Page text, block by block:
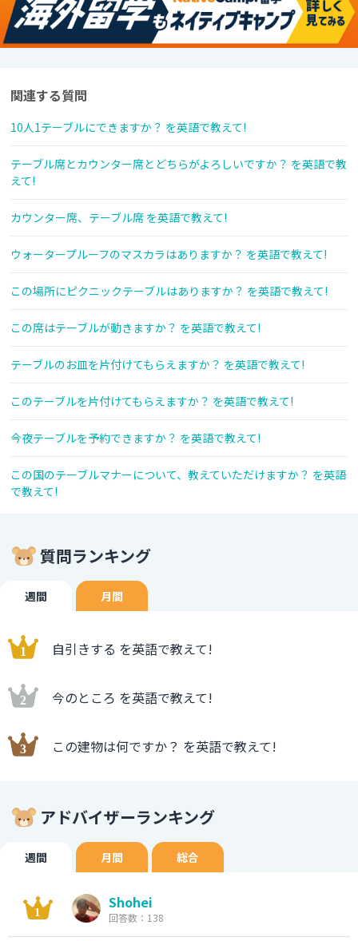
関連する質問
10人1テーブルにできますか？ を英語で教えて!
テーブル席とカウンター席とどちらがよろしいですか？ を英語で教
えて!
カウンター席、テーブル席 を英語で教えて!
ウォータープルーフのマスカラはありますか？ を英語で教えて!
この場所にピクニックテーブルはありますか？ を英語で教えて!
この席はテーブルが動きますか？ を英語で教えて!
テーブルのお皿を片付けてもらえますか？ を英語で教えて!
このテーブルを片付けてもらえますか？ を英語で教えて!
今夜テーブルを予約できますか？ を英語で教えて!
この国のテーブルマナーについて、教えていただけますか？ を英語
で教えて!
質問ランキング
週間 月間
自引きする を英語で教えて!
今のところ を英語で教えて!
この建物は何ですか？ を英語で教えて!
アドバイザーランキング
週間 月間 総合
Shohei
回答数：138